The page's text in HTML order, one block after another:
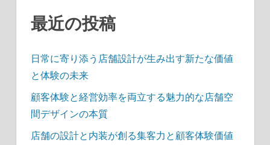
ン
最近の投稿
日常に寄り添う店舗設計が生み出す新たな価値
と体験の未来
顧客体験と経営効率を両立する魅力的な店舗空
間デザインの本質
店舗の設計と内装が創る集客力と顧客体験価値